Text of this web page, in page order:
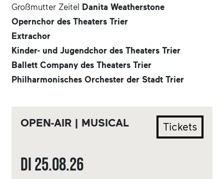
Großmutter Zeitel Danita Weatherstone
Opernchor des Theaters Trier
Extrachor
Kinder- und Jugendchor des Theaters Trier
Ballett Company des Theaters Trier
Philharmonisches Orchester der Stadt Trier
OPEN-AIR | MUSICAL Tickets
Di25.08.26